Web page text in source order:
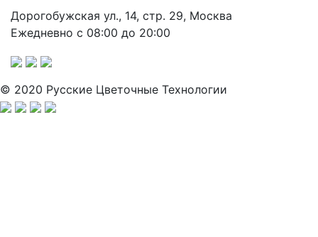
Дорогобужская ул., 14, стр. 29, Москва
Ежедневно с 08:00 до 20:00
© 2020 Русские Цветочные Технологии